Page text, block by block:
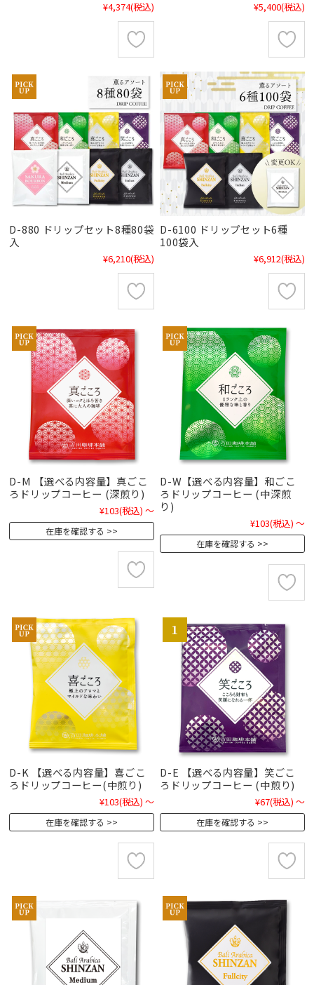
¥4,374(税込) ¥5,400(税込)
D-880 ドリップセット8種80袋
入
¥6,210(税込)
D-6100 ドリップセット6種
100袋入
¥6,912(税込)
D-M 【選べる内容量】真ごこ
ろドリップコーヒー (深煎り)
¥103(税込) ～
在庫を確認する
D-W【選べる内容量】和ごこ
ろドリップコーヒー (中深煎
り)
¥103(税込) ～
在庫を確認する
D-K 【選べる内容量】喜ごこ
ろドリップコーヒー(中煎り)
¥103(税込) ～
在庫を確認する
D-E 【選べる内容量】笑ごこ
ろドリップコーヒー (中煎り)
¥67(税込) ～
在庫を確認する